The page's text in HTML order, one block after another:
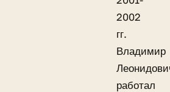
2002
гг.
Владимир
работал